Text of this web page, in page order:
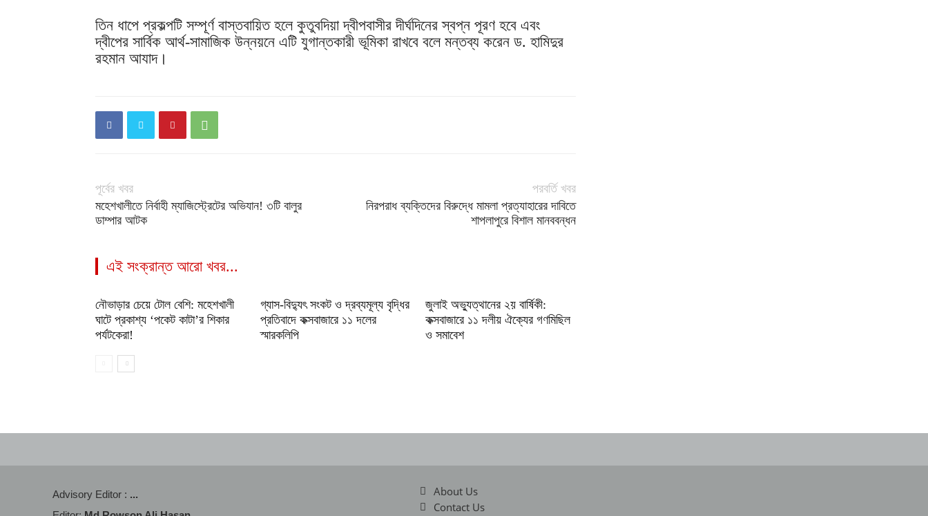
তিন ধাপে প্রকল্পটি সম্পূর্ণ বাস্তবায়িত হলে কুতুবদিয়া দ্বীপবাসীর দীর্ঘদিনের স্বপ্ন পূরণ হবে এবং
দ্বীপের সার্বিক আর্থ-সামাজিক উন্নয়নে এটি যুগান্তকারী ভূমিকা রাখবে বলে মন্তব্য করেন ড. হামিদুর
রহমান আযাদ।
পূর্বের খবর
মহেশখালীতে নির্বাহী ম্যাজিস্ট্রেটের অভিযান! ৩টি বালুর
ডাম্পার আটক
পরবর্তি খবর
নিরপরাধ ব্যক্তিদের বিরুদ্ধে মামলা প্রত্যাহারের দাবিতে
শাপলাপুরে বিশাল মানববন্ধন
এই সংক্রান্ত আরো খবর...
নৌভাড়ার চেয়ে টোল বেশি: মহেশখালী
ঘাটে প্রকাশ্য ‘পকেট কাটা’র শিকার
পর্যটকেরা!
গ্যাস-বিদ্যুৎ সংকট ও দ্রব্যমূল্য বৃদ্ধির
প্রতিবাদে কক্সবাজারে ১১ দলের
স্মারকলিপি
জুলাই অভ্যুত্থানের ২য় বার্ষিকী:
কক্সবাজারে ১১ দলীয় ঐক্যের গণমিছিল
ও সমাবেশ
Advisory Editor : ...
About Us
Contact Us